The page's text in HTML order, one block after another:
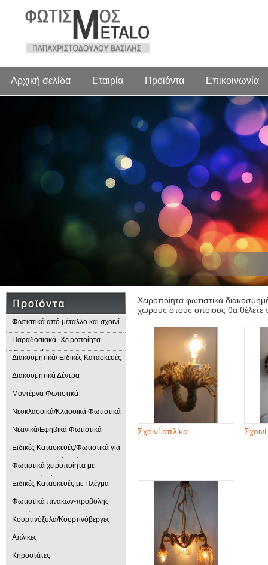
Αρχική σελίδα Εταιρία Προϊόντα Επικοινωνία
Φωτιστικά από μέταλλο και σχοινί
Παραδοσιακά- Χειροποίητα
Φωτιστικά
Διακοσμητικά/ Ειδικές Κατασκευές
Διακοσμητικά Δέντρα
Μοντέρνα Φωτιστικά
Νεοκλασσικά/Κλασσικά Φωτιστικά
Νεανικά/Εφηβικά Φωτιστικά
Ειδικές Κατασκευές/Φωτιστικά για
Επαγγελματικούς Χώρους/
Παραδοσιακά Φωτιστικά
Φωτιστικά χειροποίητα με
μεταλλικά φύλλα
Ειδικές Κατασκευές με Πλέγμα
Φωτιστικά πινάκων-προβολής
προϊόντων
Κουρτινόξυλα/Κουρτινόβεργες
Απλίκες
Κηροστάτες
Χειροποίητα φωτιστικά
χώρους στους οποίους θα θέλετε
Σχοινί απλίκα